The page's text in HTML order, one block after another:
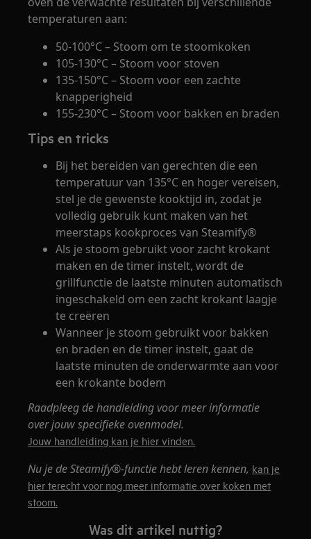
temperaturen aan:
50-100°C – Stoom om te stoomkoken
105-130°C – Stoom voor stoven
135-150°C – Stoom voor een zachte
knapperigheid
155-230°C – Stoom voor bakken en braden
Tips en tricks
Bij het bereiden van gerechten die een
temperatuur van 135°C en hoger vereisen,
stel je de gewenste kooktijd in, zodat je
volledig gebruik kunt maken van het
meerstaps kookproces van Steamify®
Als je stoom gebruikt voor zacht krokant
maken en de timer instelt, wordt de
grillfunctie de laatste minuten automatisch
ingeschakeld om een zacht krokant laagje
te creëren
Wanneer je stoom gebruikt voor bakken
en braden en de timer instelt, gaat de
laatste minuten de onderwarmte aan voor
een krokante bodem
Raadpleeg de handleiding voor meer informatie
over jouw specifieke ovenmodel.
Jouw handleiding kan je hier vinden.
Nu je de Steamify®-functie hebt leren kennen, kan je
hier terecht voor nog meer informatie over koken met
stoom.
Was dit artikel nuttig?